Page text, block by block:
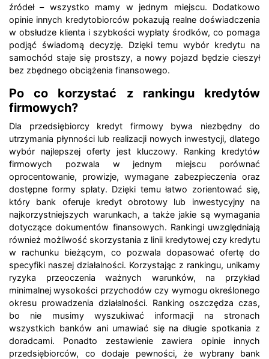
źródeł – wszystko mamy w jednym miejscu. Dodatkowo
opinie innych kredytobiorców pokazują realne doświadczenia
w obsłudze klienta i szybkości wypłaty środków, co pomaga
podjąć świadomą decyzję. Dzięki temu wybór kredytu na
samochód staje się prostszy, a nowy pojazd będzie cieszył
bez zbędnego obciążenia finansowego.
Po co korzystać z rankingu kredytów
firmowych?
Dla przedsiębiorcy kredyt firmowy bywa niezbędny do
utrzymania płynności lub realizacji nowych inwestycji, dlatego
wybór najlepszej oferty jest kluczowy. Ranking kredytów
firmowych pozwala w jednym miejscu porównać
oprocentowanie, prowizje, wymagane zabezpieczenia oraz
dostępne formy spłaty. Dzięki temu łatwo zorientować się,
który bank oferuje kredyt obrotowy lub inwestycyjny na
najkorzystniejszych warunkach, a także jakie są wymagania
dotyczące dokumentów finansowych. Rankingi uwzględniają
również możliwość skorzystania z linii kredytowej czy kredytu
w rachunku bieżącym, co pozwala dopasować ofertę do
specyfiki naszej działalności. Korzystając z rankingu, unikamy
ryzyka przeoczenia ważnych warunków, na przykład
minimalnej wysokości przychodów czy wymogu określonego
okresu prowadzenia działalności. Ranking oszczędza czas,
bo nie musimy wyszukiwać informacji na stronach
wszystkich banków ani umawiać się na długie spotkania z
doradcami. Ponadto zestawienie zawiera opinie innych
przedsiębiorców, co dodaje pewności, że wybrany bank